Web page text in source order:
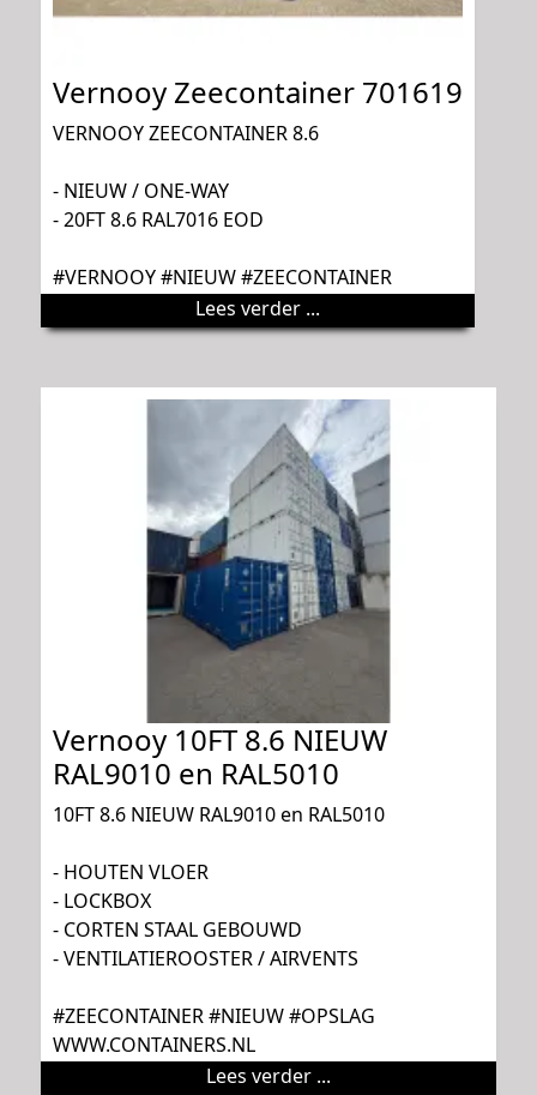
Vernooy Zeecontainer 701619
VERNOOY ZEECONTAINER 8.6
- NIEUW / ONE-WAY
- 20FT 8.6 RAL7016 EOD
#VERNOOY #NIEUW #ZEECONTAINER
Lees verder ...
Vernooy 10FT 8.6 NIEUW
RAL9010 en RAL5010
10FT 8.6 NIEUW RAL9010 en RAL5010
- HOUTEN VLOER
- LOCKBOX
- CORTEN STAAL GEBOUWD
- VENTILATIEROOSTER / AIRVENTS
#ZEECONTAINER #NIEUW #OPSLAG
WWW.CONTAINERS.NL
Lees verder ...